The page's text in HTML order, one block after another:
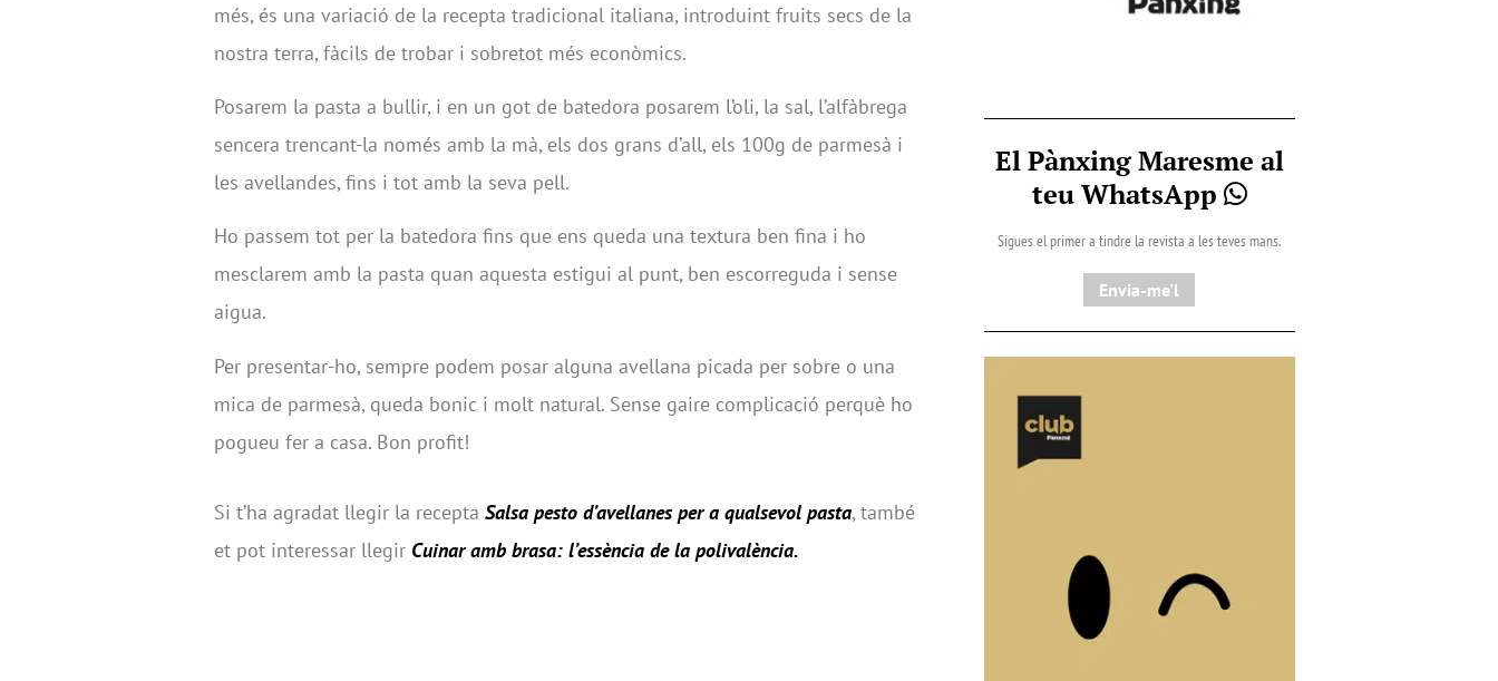
més, és una variació de la recepta tradicional italiana, introduint fruits secs de la
nostra terra, fàcils de trobar i sobretot més econòmics.
Posarem la pasta a bullir, i en un got de batedora posarem l’oli, la sal, l’alfàbrega
sencera trencant-la només amb la mà, els dos grans d’all, els 100g de parmesà i
les avellandes, fins i tot amb la seva pell.
Ho passem tot per la batedora fins que ens queda una textura ben fina i ho
mesclarem amb la pasta quan aquesta estigui al punt, ben escorreguda i sense
aigua.
Per presentar-ho, sempre podem posar alguna avellana picada per sobre o una
mica de parmesà, queda bonic i molt natural. Sense gaire complicació perquè ho
pogueu fer a casa. Bon profit!
Si t’ha agradat llegir la recepta Salsa pesto d’avellanes per a qualsevol pasta, també
et pot interessar llegir Cuinar amb brasa: l’essència de la polivalència.
El Pànxing Maresme al
teu WhatsApp
Sigues el primer a tindre la revista a les teves mans.
Envia-me'l